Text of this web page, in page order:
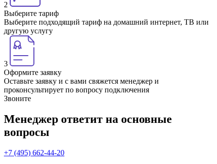
2
Выберите тариф
Выберите подходящий тариф на домашний интернет, ТВ или
другую услугу
3
Оформите заявку
Оставьте заявку и с вами свяжется менеджер и
проконсультирует по вопросу подключения
Звоните
Менеджер ответит на основные
вопросы
+7 (495) 662-44-20